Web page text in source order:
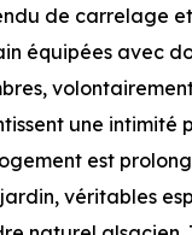
de carrelage
équipées avec
une intimité
est
véritables